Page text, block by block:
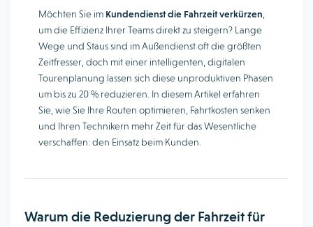
Möchten Sie im Kundendienst die Fahrzeit verkürzen
um die Effizienz Ihrer Teams direkt zu steigern? Lange
Wege und Staus sind im Außendienst oft die größten
Zeitfresser, doch mit einer intelligenten, digitalen
Tourenplanung lassen sich diese unproduktiven Phasen
um bis zu 20 % reduzieren. In diesem Artikel erfahren
Sie, wie Sie Ihre Routen optimieren, Fahrtkosten senken
und Ihren Technikern mehr Zeit für das Wesentliche
verschaffen: den Einsatz beim Kunden.
Warum die Reduzierung der Fahrzeit für